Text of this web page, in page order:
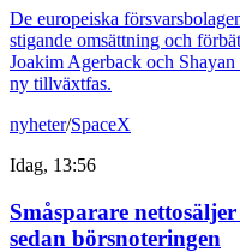
De europeiska
stigande omsättning och
Joakim Agerback och
ny tillväxtfas.
nyheter/SpaceX
Idag, 13:56
Småsparare
sedan börsnoteringen